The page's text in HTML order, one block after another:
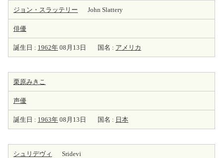
ジョン・スラッテリー John Slattery
俳優
誕生日 : 1962年 08月13日 国名 : アメリカ
栗原みきこ
声優
誕生日 : 1963年 08月13日 国名 : 日本
シュリデヴィ Sridevi